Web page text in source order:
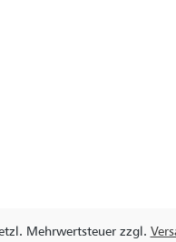
Mehrwertsteuer zzgl.